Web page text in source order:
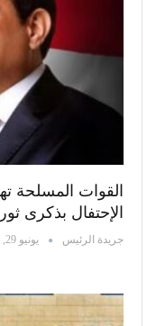
القوات المسلحة
الإحتفال بذكرى ثورة 30
جريدة الرئيس يونيو 29, 2025